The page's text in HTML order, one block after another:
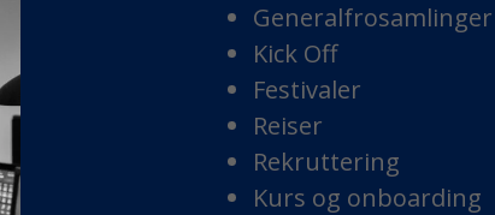
Generalfrosamlinger
Kick Off
Festivaler
Reiser
Rekruttering
Kurs og onboarding